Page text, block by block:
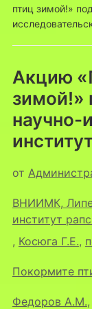
птиц зимой!»
Акцию
зимой!»
научно-
от
ВНИИМК,
институт
, Косюга Г.Е.,
Покормите
Федоров А.М.,